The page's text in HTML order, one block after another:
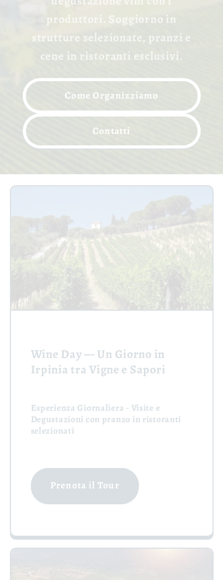
produttori. Soggiorno in
strutture selezionate, pranzi e
cene in ristoranti esclusivi.
Come Organizziamo
Contatti
Wine Day — Un Giorno in
Irpinia tra Vigne e Sapori
Esperienza Giornaliera - Visite e
Degustazioni con pranzo in ristoranti
selezionati
Prenota il Tour